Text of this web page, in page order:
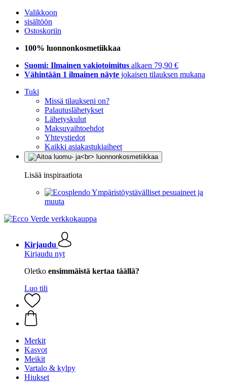
Valikkoon
sisältöön
Ostoskoriin
100% luonnonkosmetiikkaa
Suomi: Ilmainen vakiotoimitus alkaen 79,90 €
Vähintään 1 ilmainen näyte jokaisen tilauksen mukana
Tuki
Missä tilaukseni on?
Palautuslähetykset
Lähetyskulut
Maksuvaihtoehdot
Yhteystiedot
Kaikki asiakastukiaiheet
Lisää inspiraatiota
Ympäristöystävälliset pesuaineet ja
muuta
Kirjaudu
Kirjaudu nyt
Oletko ensimmäistä kertaa täällä?
Luo tili
Merkit
Kasvot
Meikit
Vartalo & kylpy
Hiukset